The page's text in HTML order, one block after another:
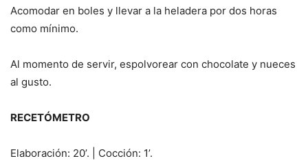
Acomodar en boles y llevar a la heladera por dos horas
como mínimo.
Al momento de servir, espolvorear con chocolate y nueces
al gusto.
RECETÓMETRO
Elaboración: 20’. | Cocción: 1’.